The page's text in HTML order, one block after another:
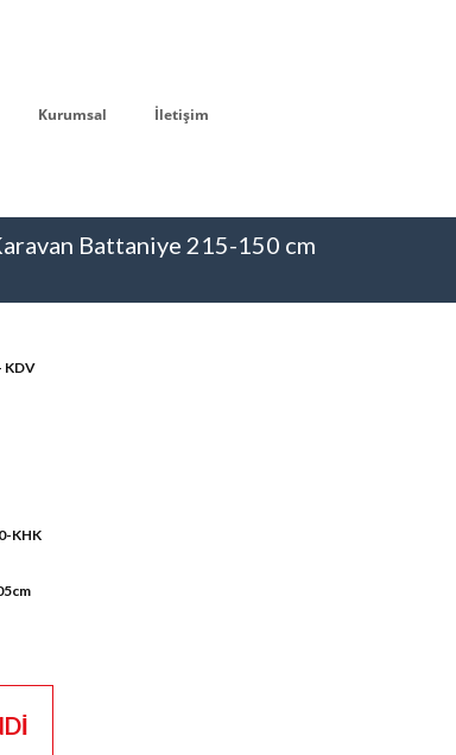
Kurumsal İletişim
Battaniye 215-150 cm
KDV
KHK